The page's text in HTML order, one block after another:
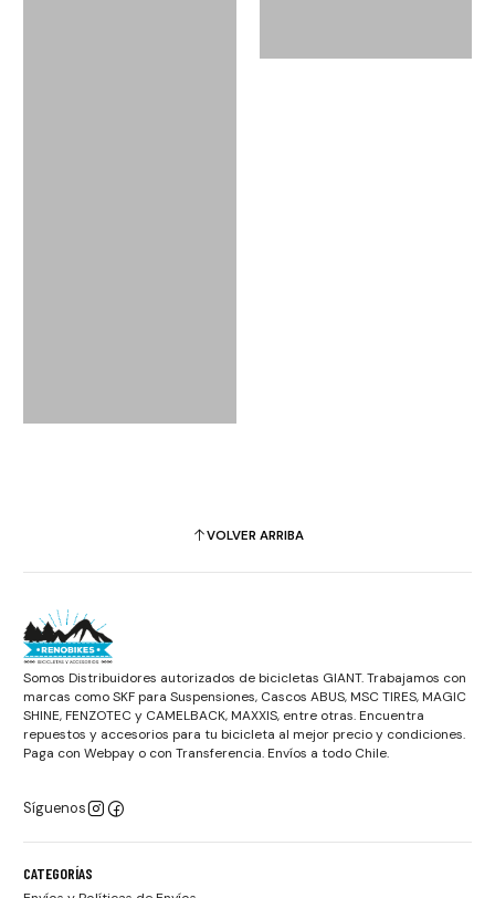
VOLVER ARRIBA
Somos Distribuidores autorizados de bicicletas GIANT. Trabajamos con
marcas como SKF para Suspensiones, Cascos ABUS, MSC TIRES, MAGIC
SHINE, FENZOTEC y CAMELBACK, MAXXIS, entre otras. Encuentra
repuestos y accesorios para tu bicicleta al mejor precio y condiciones.
Paga con Webpay o con Transferencia. Envíos a todo Chile.
Síguenos
CATEGORÍAS